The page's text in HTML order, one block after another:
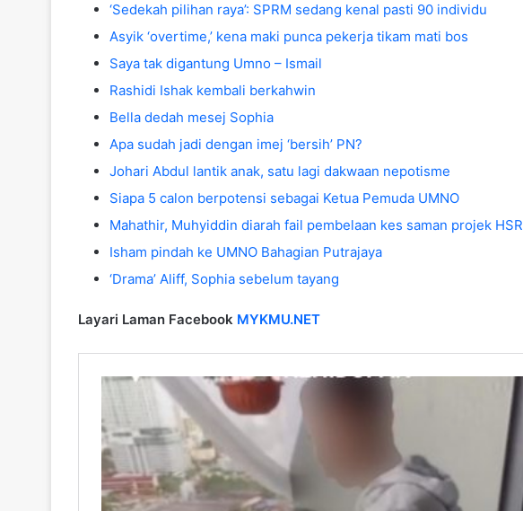
‘Sedekah pilihan raya’: SPRM sedang kenal pasti 90 individu
Asyik ‘overtime,’ kena maki punca pekerja tikam mati bos
Saya tak digantung Umno – Ismail
Rashidi Ishak kembali berkahwin
Bella dedah mesej Sophia
Apa sudah jadi dengan imej ‘bersih’ PN?
Johari Abdul lantik anak, satu lagi dakwaan nepotisme
Siapa 5 calon berpotensi sebagai Ketua Pemuda UMNO
Mahathir, Muhyiddin diarah fail pembelaan kes saman projek HSR
Isham pindah ke UMNO Bahagian Putrajaya
‘Drama’ Aliff, Sophia sebelum tayang
Layari Laman Facebook MYKMU.NET